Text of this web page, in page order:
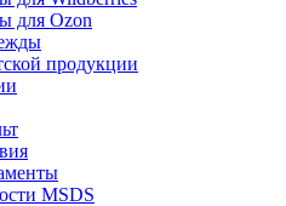
для Ozon
продукции
MSDS